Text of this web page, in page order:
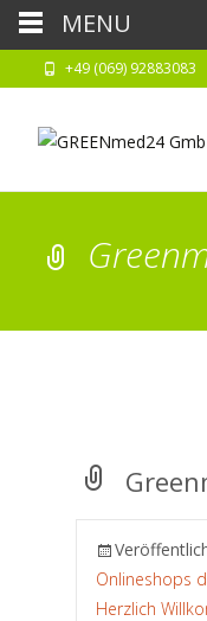
+49 (069) 92883083
Onlineshops
Herzlich
MENU